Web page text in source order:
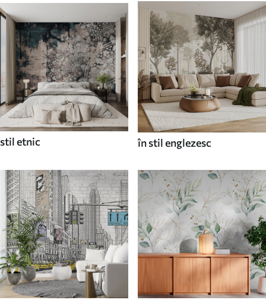
stil etnic în stil englezesc